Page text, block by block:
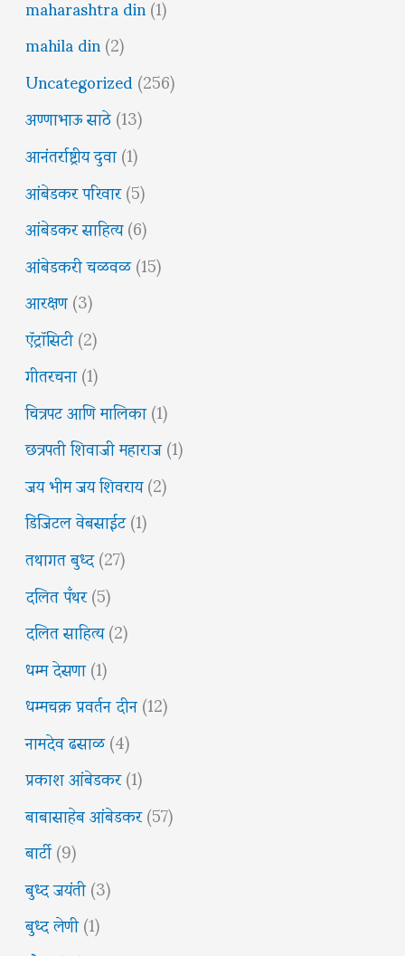
mahila din(2)
Uncategorized(256)
अण्णाभाऊ साठे(13)
आनंतर्राष्ट्रीय दुवा(1)
आंबेडकर परिवार(5)
आंबेडकर साहित्य(6)
आंबेडकरी चळवळ(15)
आरक्षण(3)
ऍट्रॉसिटी(2)
गीतरचना(1)
चित्रपट आणि मालिका(1)
छत्रपती शिवाजी महाराज(1)
जय भीम जय शिवराय(2)
डिजिटल वेबसाईट(1)
तथागत बुध्द(27)
दलित पँथर(5)
दलित साहित्य(2)
धम्म देसणा(1)
धम्मचक्र प्रवर्तन दीन(12)
नामदेव ढसाळ(4)
प्रकाश आंबेडकर(1)
बाबासाहेब आंबेडकर(57)
बार्टी(9)
बुध्द जयंती(3)
बुध्द लेणी(1)